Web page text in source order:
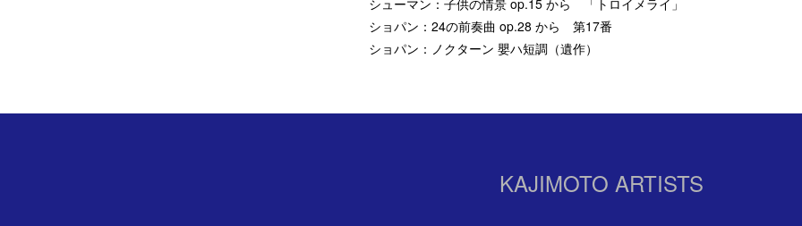
シューマン：子供の情景 op.15 から 「トロイメライ」
ショパン：24の前奏曲 op.28 から 第17番
ショパン：ノクターン 嬰ハ短調（遺作）
KAJIMOTO ARTISTS